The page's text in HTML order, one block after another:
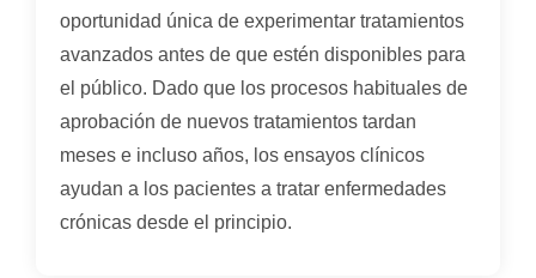
oportunidad única de experimentar tratamientos
avanzados antes de que estén disponibles para
el público. Dado que los procesos habituales de
aprobación de nuevos tratamientos tardan
meses e incluso años, los ensayos clínicos
ayudan a los pacientes a tratar enfermedades
crónicas desde el principio.